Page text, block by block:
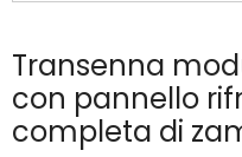
Transenna
con pannello
completa di